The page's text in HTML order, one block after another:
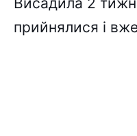
прийнялися і